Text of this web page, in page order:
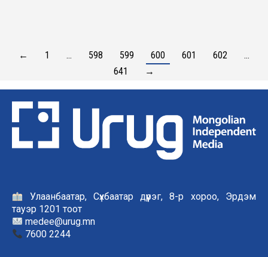
← 1 … 598 599 600 601 602
…
641
→
Улаанбаатар, Сүхбаатар дүүрэг, 8-р хороо, Эрдэм
тауэр 1201 тоот
medee@urug.mn
7600 2244